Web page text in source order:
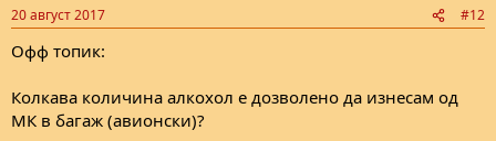
s
20 август 2017 #12
Офф топик:
Колкава количина алкохол е дозволено да изнесам од
МК в багаж (авионски)?